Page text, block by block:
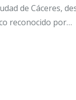
de Cáceres,
reconocido por…